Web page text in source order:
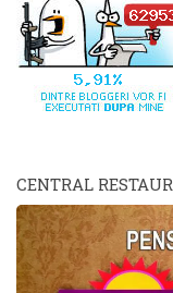
CENTRAL